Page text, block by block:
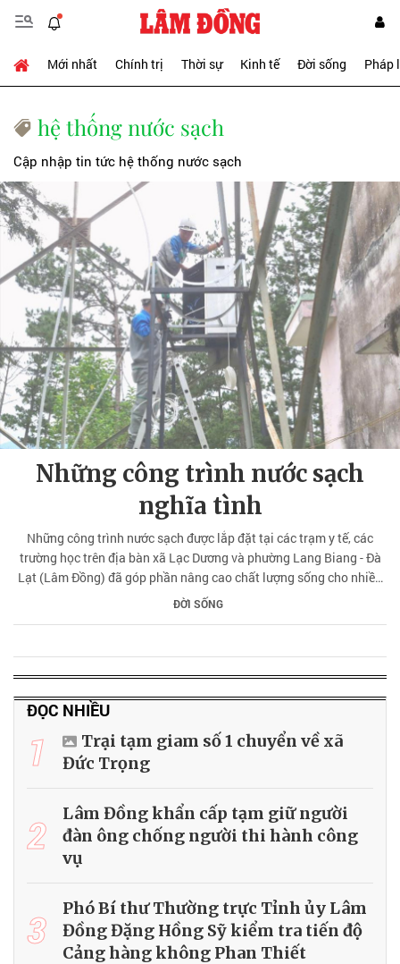
Mới nhất Chính trị Thời sự Kinh tế Đời sống Pháp
hệ thống nước sạch
Cập nhập tin tức hệ thống nước sạch
Những công trình nước sạch
nghĩa tình
Những công trình nước sạch được lắp đặt tại các trạm y tế, các
trường học trên địa bàn xã Lạc Dương và phường Lang Biang - Đà
Lạt (Lâm Đồng) đã góp phần nâng cao chất lượng sống cho nhiều
người bệnh và trẻ nhỏ.
ĐỜI SỐNG
ĐỌC NHIỀU
1
Trại tạm giam số 1 chuyển về xã
Đức Trọng
2
Lâm Đồng khẩn cấp tạm giữ người
đàn ông chống người thi hành công
vụ
3
Phó Bí thư Thường trực Tỉnh ủy Lâm
Đồng Đặng Hồng Sỹ kiểm tra tiến độ
Cảng hàng không Phan Thiết